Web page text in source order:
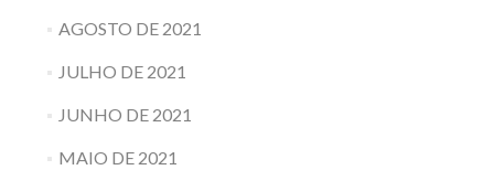
AGOSTO DE 2021
JULHO DE 2021
JUNHO DE 2021
MAIO DE 2021